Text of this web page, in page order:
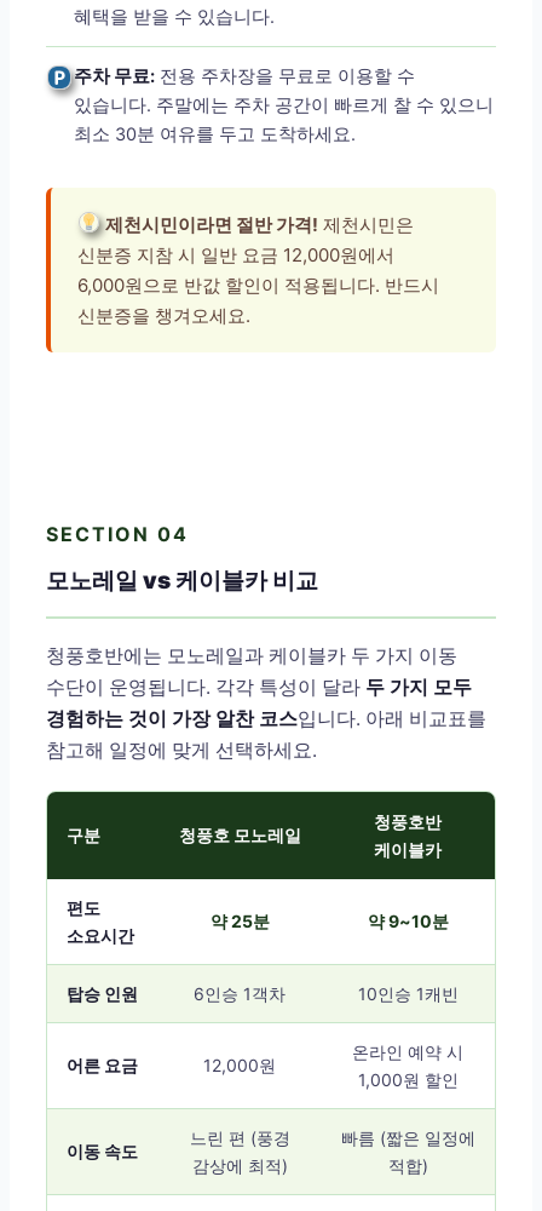
혜택을 받을 수 있습니다.
주차 무료:전용 주차장을 무료로 이용할 수
있습니다. 주말에는 주차 공간이 빠르게 찰 수 있으니
최소 30분 여유를 두고 도착하세요.
제천시민이라면 절반 가격! 제천시민은
신분증 지참 시 일반 요금 12,000원에서
6,000원으로 반값 할인이 적용됩니다. 반드시
신분증을 챙겨오세요.
SECTION 04
모노레일 vs 케이블카 비교
청풍호반에는 모노레일과 케이블카 두 가지 이동
수단이 운영됩니다. 각각 특성이 달라 두 가지 모두
경험하는 것이 가장 알찬 코스입니다. 아래 비교표를
참고해 일정에 맞게 선택하세요.
구분 청풍호 모노레일
청풍호반
케이블카
편도
소요시간
약 25분 약 9~10분
탑승 인원 6인승 1객차 10인승 1캐빈
어른 요금 12,000원
온라인 예약 시
1,000원 할인
이동 속도
느린 편 (풍경
감상에 최적)
빠름 (짧은 일정에
적합)